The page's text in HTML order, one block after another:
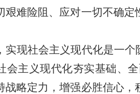
艰难险阻 、应对一切不确定
实现社会主义现代化是一
会主义现代化夯实基础、
战略定力，增强必胜信心